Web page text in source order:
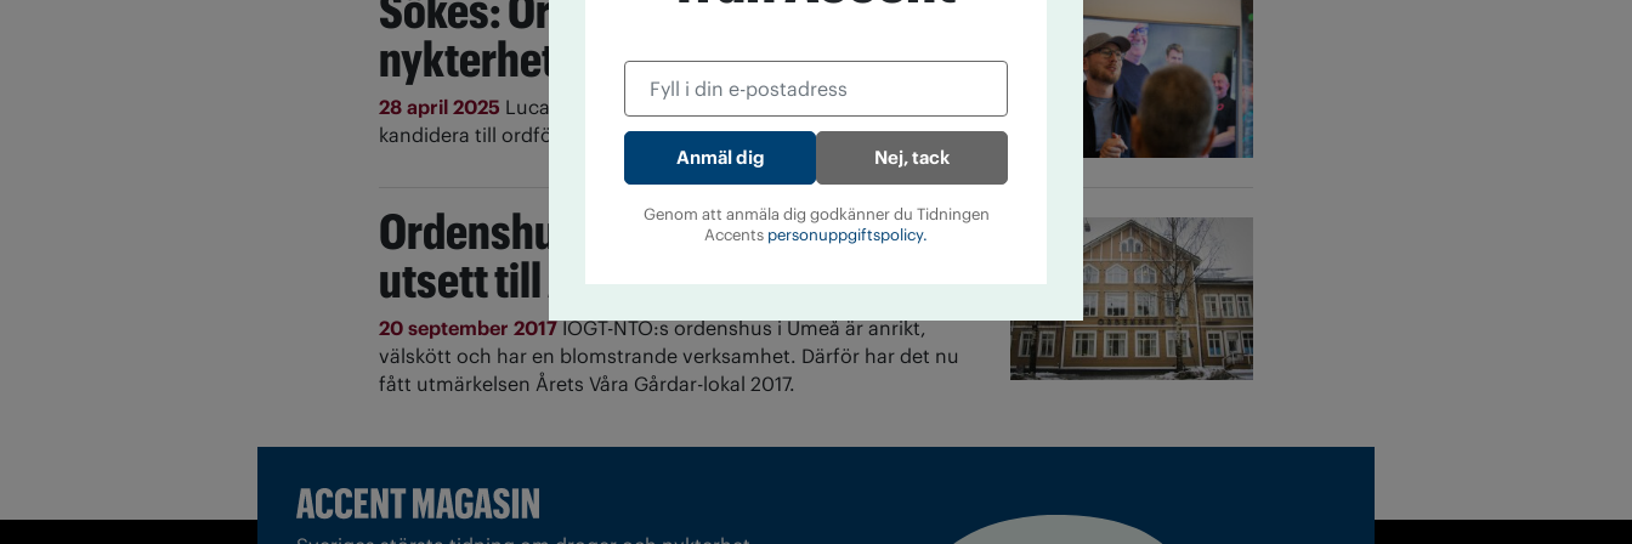
nykterhetsrörelse
28 april 2025 Lucas Nilsson meddelar att han inte planerar att
kandidera till ordförandeposten.
Ordenshuset i Umeå
utsett till Årets lokal
20 september 2017IOGT-NTO:s ordenshus i Umeå är anrikt,
välskött och har en blomstrande verksamhet. Därför har det nu
fått utmärkelsen Årets Våra Gårdar-lokal 2017.
Nej, tack
Genom att anmäla dig godkänner du Tidningen
Accents personuppgiftspolicy.